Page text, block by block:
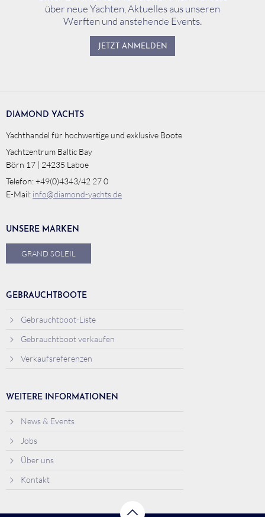
über neue Yachten, Aktuelles aus unseren
Werften und anstehende Events.
JETZT ANMELDEN
DIAMOND YACHTS
Yachthandel für hochwertige und exklusive Boote
Yachtzentrum Baltic Bay
Börn 17 | 24235 Laboe
Telefon: +49(0)4343/42 27 0
E-Mail: info@diamond-yachts.de
UNSERE MARKEN
GRAND SOLEIL
GEBRAUCHTBOOTE
Gebrauchtboot-Liste
Gebrauchtboot verkaufen
Verkaufsreferenzen
WEITERE INFORMATIONEN
News & Events
Jobs
Über uns
Kontakt